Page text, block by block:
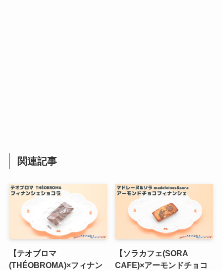
関連記事
【テオブロマ
(THÉOBROMA)×フィナン
【ソラカフェ(SORA
CAFE)×アーモンドチョコ